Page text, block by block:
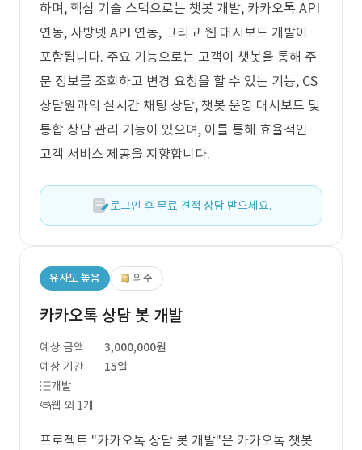
하며, 핵심 기술 스택으로는 챗봇 개발, 카카오톡 API
연동, 사방넷 API 연동, 그리고 웹 대시보드 개발이
포함됩니다. 주요 기능으로는 고객이 챗봇을 통해 주
문 정보를 조회하고 변경 요청을 할 수 있는 기능, CS
상담원과의 실시간 채팅 상담, 챗봇 운영 대시보드 및
통합 상담 관리 기능이 있으며, 이를 통해 효율적인
고객 서비스 제공을 지향합니다.
로그인 후 무료 견적 상담 받으세요.
유사도 높음 외주
카카오톡 상담 봇 개발
예상 금액
3,000,000원
예상 기간
15일
개발
웹 외 1개
프로젝트 "카카오톡 상담 봇 개발"은 카카오톡 챗봇